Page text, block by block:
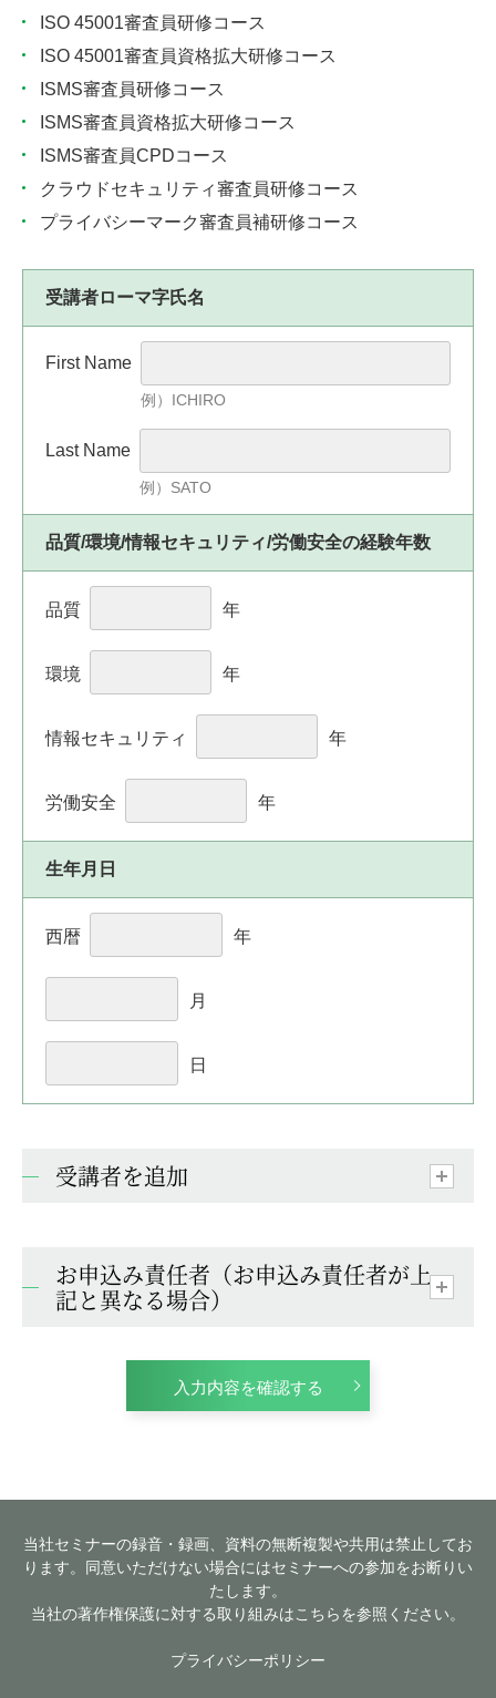
ISO 45001審査員研修コース
ISO 45001審査員資格拡大研修コース
ISMS審査員研修コース
ISMS審査員資格拡大研修コース
ISMS審査員CPDコース
クラウドセキュリティ審査員研修コース
プライバシーマーク審査員補研修コース
受講者ローマ字氏名
First Name
例）ICHIRO
Last Name
例）SATO
品質/環境/情報セキュリティ/労働安全の経験年数
品質 年
環境 年
情報セキュリティ 年
労働安全 年
生年月日
西暦 年
月
日
受講者を追加
お申込み責任者（お申込み責任者が上
記と異なる場合）
入力内容を確認する
当社セミナーの録音・録画、資料の無断複製や共用は禁止してお
ります。同意いただけない場合にはセミナーへの参加をお断りい
たします。
当社の著作権保護に対する取り組みはこちらを参照ください。
プライバシーポリシー